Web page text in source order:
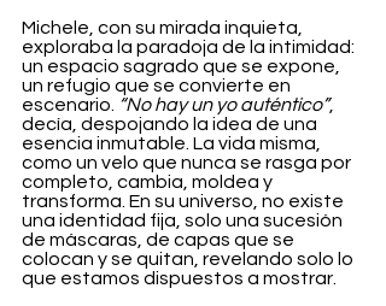
Michele, con su mirada inquieta,
exploraba la paradoja de la intimidad:
un espacio sagrado que se expone,
un refugio que se convierte en
escenario. “No hay un yo auténtico”,
decía, despojando la idea de una
esencia inmutable. La vida misma,
como un velo que nunca se rasga por
completo, cambia, moldea y
transforma. En su universo, no existe
una identidad fija, solo una sucesión
de máscaras, de capas que se
colocan y se quitan, revelando solo lo
que estamos dispuestos a mostrar.